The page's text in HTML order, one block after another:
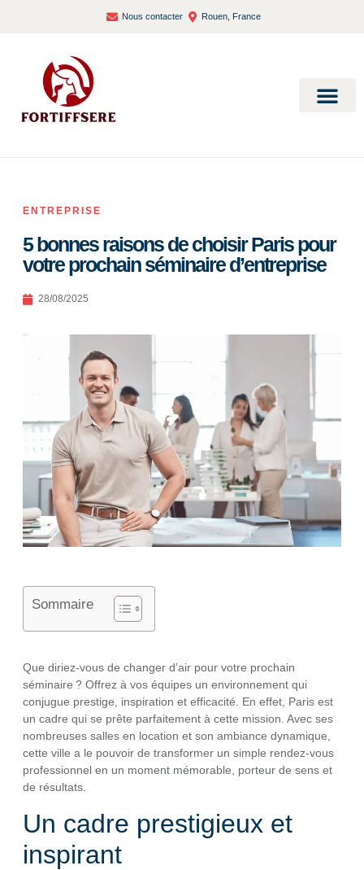
Nous contacter Rouen, France
ENTREPRISE
5 bonnes raisons de choisir Paris pour
votre prochain séminaire d’entreprise
28/08/2025
Sommaire
Que diriez-vous de changer d’air pour votre prochain
séminaire ? Offrez à vos équipes un environnement qui
conjugue prestige, inspiration et efficacité. En effet, Paris est
un cadre qui se prête parfaitement à cette mission. Avec ses
nombreuses salles en location et son ambiance dynamique,
cette ville a le pouvoir de transformer un simple rendez-vous
professionnel en un moment mémorable, porteur de sens et
de résultats.
Un cadre prestigieux et
inspirant